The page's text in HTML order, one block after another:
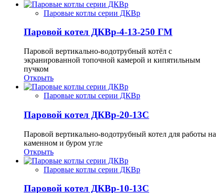
Паровые котлы серии ДКВр
Паровой котел ДКВр-4-13-250 ГМ
Паровой вертикально-водотрубный котёл с
экранированной топочной камерой и кипятильным
пучком
Открыть
Паровые котлы серии ДКВр
Паровой котел ДКВр-20-13С
Паровой вертикально-водотрубный котел для работы на
каменном и буром угле
Открыть
Паровые котлы серии ДКВр
Паровой котел ДКВр-10-13С